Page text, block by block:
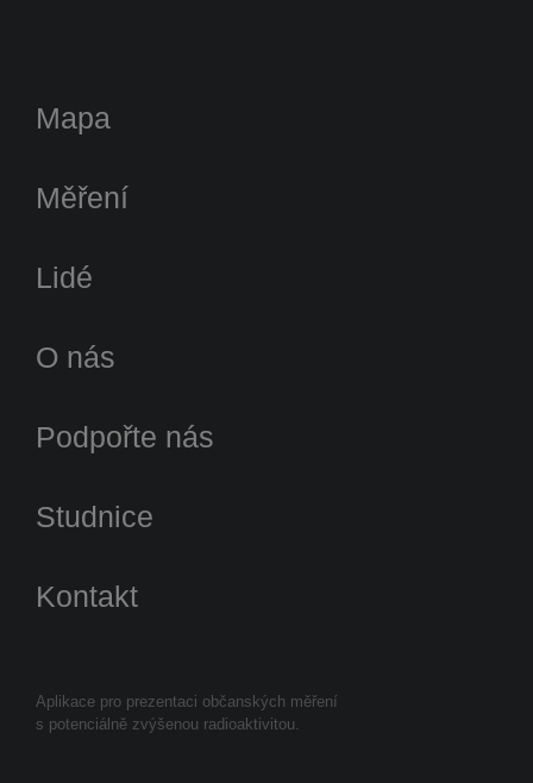
Aplikace pro prezentaci občanských měření
s potenciálně zvýšenou radioaktivitou.
Mapa
Měření
Lidé
O nás
Podpořte nás
Studnice
Kontakt